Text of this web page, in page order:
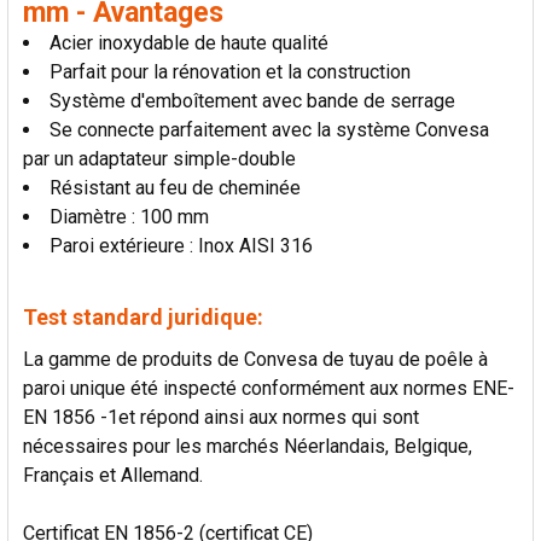
AU PANIER
mm - Avantages
Acier inoxydable de haute qualité
Parfait pour la rénovation et la construction
Système d'emboîtement avec bande de serrage
Se connecte parfaitement avec la système Convesa
par un adaptateur simple-double
Résistant au feu de cheminée
Diamètre : 100 mm
Paroi extérieure : Inox AISI 316
Test standard juridique:
La gamme de produits de Convesa de tuyau de poêle à
paroi unique été inspecté conformément aux normes ENE-
EN 1856 -1et répond ainsi aux normes qui sont
nécessaires pour les marchés Néerlandais, Belgique,
Français et Allemand.
Certificat EN 1856-2 (certificat CE)